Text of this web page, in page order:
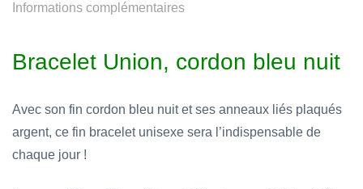
Informations complémentaires
Bracelet Union, cordon bleu nuit
Avec son fin cordon bleu nuit et ses anneaux liés plaqués
argent, ce fin bracelet unisexe sera l’indispensable de
chaque jour !